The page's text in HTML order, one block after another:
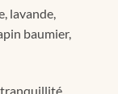
lavande,
baumier,
tranquillité